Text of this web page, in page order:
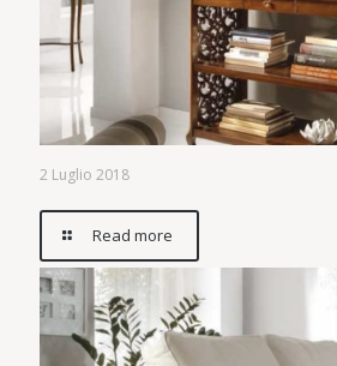
2 Luglio 2018
Read more